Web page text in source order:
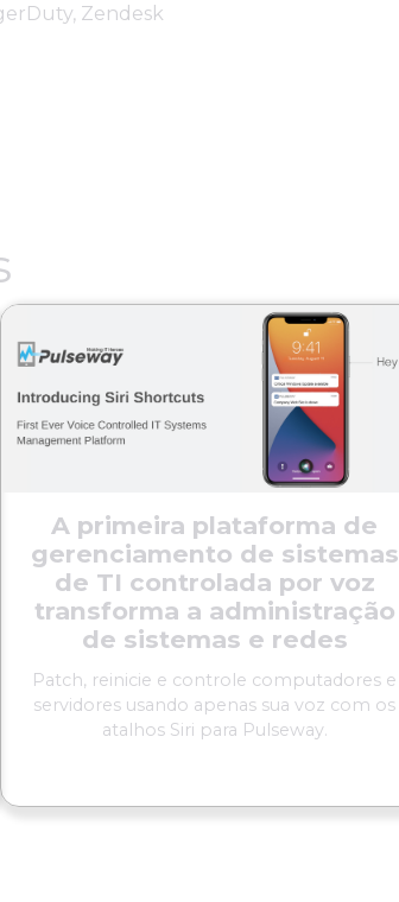
Zendesk
A primeira plataforma de
gerenciamento de sistemas
de TI controlada por voz
transforma a administração
de sistemas e redes
Patch, reinicie e controle computadores e
servidores usando apenas sua voz com os
atalhos Siri para Pulseway.